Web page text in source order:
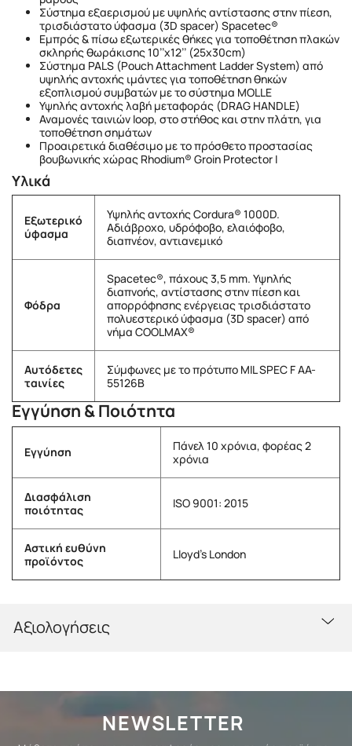
Σύστημα εξαερισμού με υψηλής αντίστασης στην πίεση,
τρισδιάστατο ύφασμα (3D spacer) Spacetec®
Εμπρός & πίσω εξωτερικές θήκες για τοποθέτηση πλακών
σκληρής θωράκισης 10’’x12’’ (25x30cm)
Σύστημα PALS (Pouch Attachment Ladder System) από
υψηλής αντοχής ιμάντες για τοποθέτηση θηκών
εξοπλισμού συμβατών με το σύστημα MOLLE
Υψηλής αντοχής λαβή μεταφοράς (DRAG HANDLE)
Αναμονές ταινιών loop, στο στήθος και στην πλάτη, για
τοποθέτηση σημάτων
Προαιρετικά διαθέσιμο με το πρόσθετο προστασίας
βουβωνικής χώρας Rhodium® Groin Protector I
Υλικά
Εξωτερικό
ύφασμα
Υψηλής αντοχής Cordura® 1000D.
Αδιάβροχο, υδρόφοβο, ελαιόφοβο,
διαπνέον, αντιανεμικό
Φόδρα
Spacetec®, πάχους 3,5 mm. Υψηλής
διαπνοής, αντίστασης στην πίεση και
απορρόφησης ενέργειας τρισδιάστατο
πολυεστερικό ύφασμα (3D spacer) από
νήμα COOLMAX®
Αυτόδετες
ταινίες
Σύμφωνες με το πρότυπο MIL SPEC F AA-
55126B
Εγγύηση & Ποιότητα
Εγγύηση
Πάνελ 10 χρόνια, φορέας 2
χρόνια
Διασφάλιση
ποιότητας
ISO 9001: 2015
Αστική ευθύνη
προϊόντος
Lloyd's London
Αξιολογήσεις
NEWSLETTER